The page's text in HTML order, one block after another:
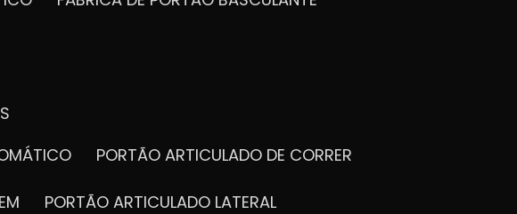
PORTÃO ARTICULADO DE CORRER
PORTÃO ARTICULADO LATERAL